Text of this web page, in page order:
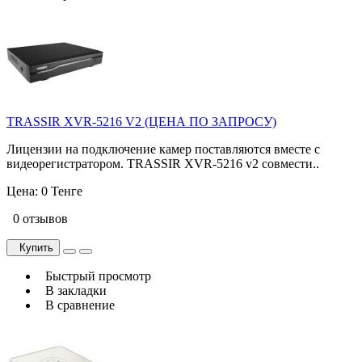
TRASSIR XVR-5216 V2 (ЦЕНА ПО ЗАПРОСУ)
Лицензии на подключение камер поставляются вместе с
видеорегистратором. TRASSIR XVR-5216 v2 совмести..
Цена: 0 Тенге
0 отзывов
Купить
Быстрый просмотр
В закладки
В сравнение